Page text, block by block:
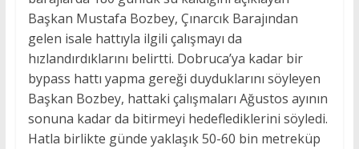
Başkan Mustafa Bozbey, Çınarcık Barajından
gelen isale hattıyla ilgili çalışmayı da
hızlandırdıklarını belirtti. Dobruca’ya kadar bir
bypass hattı yapma gereği duyduklarını söyleyen
Başkan Bozbey, hattaki çalışmaları Ağustos ayının
sonuna kadar da bitirmeyi hedeflediklerini söyledi.
Hatla birlikte günde yaklaşık 50-60 bin metreküp